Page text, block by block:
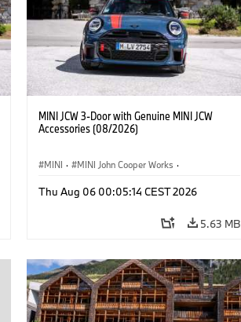
MINI JCW 3-Door with Genuine MINI JCW
Accessories (08/2026)
MINI · MINI John Cooper Works ·
Optional Extras, Accessories
Thu Aug 06 00:05:14 CEST 2026
5.63 MB